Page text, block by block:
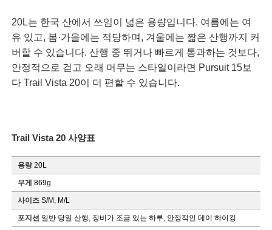
20L는 한국 산에서 쓰임이 넓은 용량입니다. 여름에는 여
유 있고, 봄·가을에는 적당하며, 겨울에는 짧은 산행까지 커
버할 수 있습니다. 산행 중 뛰거나 빠르게 통과하는 것보다,
안정적으로 걷고 오래 머무는 스타일이라면 Pursuit 15보
다 Trail Vista 20이 더 편할 수 있습니다.
Trail Vista 20 사양표
용량20L
무게 869g
사이즈 S/M, M/L
포지션 일반 당일 산행, 장비가 조금 있는 하루, 안정적인 데이 하이킹